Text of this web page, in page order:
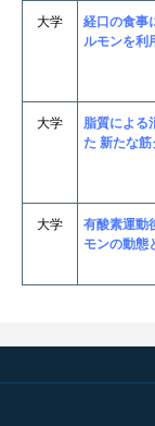
大学
経口の食事
ルモンを利
大学
脂質による
た 新たな
大学
有酸素運動
モンの動態